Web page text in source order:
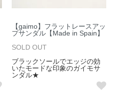
【gaimo】フラットレースアッ
プサンダル【Made in Spain】
SOLD OUT
ブラックソールでエッジの効
いたモードな印象のガイモサ
ンダル★